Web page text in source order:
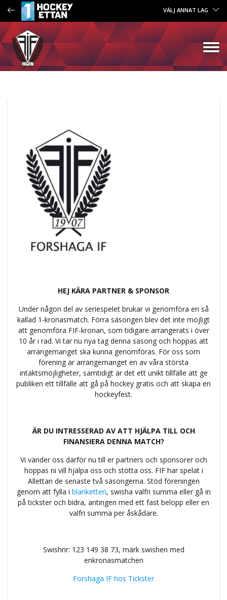
VÄLJ ANNAT LAG
HEJ KÄRA PARTNER & SPONSOR
Under någon del av seriespelet brukar vi genomföra en så
kallad 1-kronasmatch. Förra säsongen blev det inte möjligt
att genomföra FIF-kronan, som tidigare arrangerats i över
10 år i rad. Vi tar nu nya tag denna säsong och hoppas att
arrangemanget ska kunna genomföras. För oss som
förening är arrangemanget en av våra största
intäktsmöjligheter, samtidigt är det ett unikt tillfälle att ge
publiken ett tillfälle att gå på hockey gratis och att skapa en
hockeyfest.
ÄR DU INTRESSERAD AV ATT HJÄLPA TILL OCH
FINANSIERA DENNA MATCH?
Vi vänder oss därför nu till er partners och sponsorer och
hoppas ni vill hjälpa oss och stötta oss. FIF har spelat i
Allettan de senaste två säsongerna. Stöd föreningen
genom att fylla i blanketten, swisha valfri summa eller gå in
på tickster och bidra, antingen med ett fast belopp eller en
valfri summa per åskådare.
Swishnr: 123 149 38 73, märk swishen med
enkronasmatchen
Forshaga IF hos Tickster